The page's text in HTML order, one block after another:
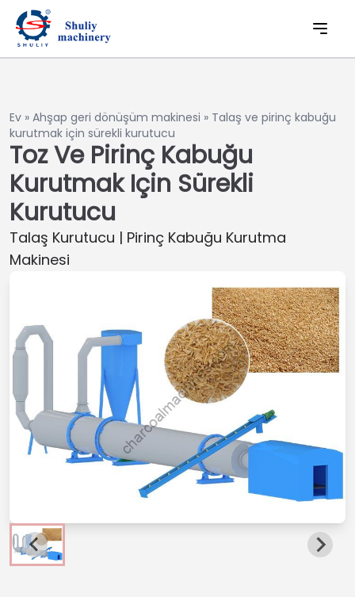
Ev » Ahşap geri dönüşüm makinesi » Talaş ve pirinç kabuğu
kurutmak için sürekli kurutucu
Toz Ve Pirinç Kabuğu
Kurutmak Için Sürekli
Kurutucu
Talaş Kurutucu | Pirinç Kabuğu Kurutma
Makinesi